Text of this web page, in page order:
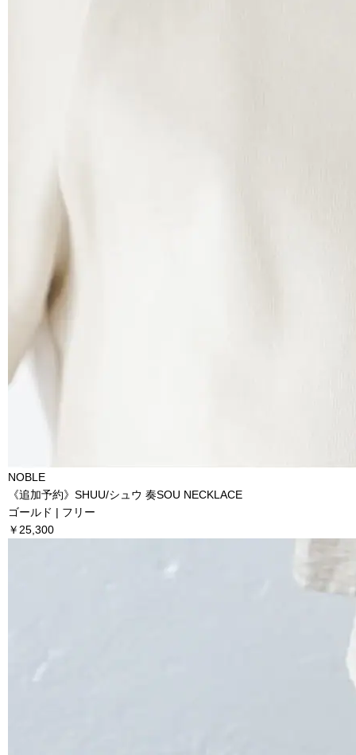
NOBLE
《追加予約》SHUU/シュウ 奏SOU NECKLACE
ゴールド | フリー
￥25,300